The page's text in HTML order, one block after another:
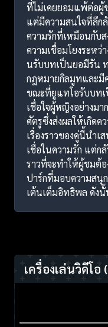
ที่ไม่เคยยอมแพ้ต่อผู้
แต่มีความสนใจที่ลึก
ความรักที่เหมือนกับ
ความเชื่อมโยงระห
นรับบทเป็นยอมีรัน
กฎหมายกิลมูทและมี
ขณะที่ยูแทโอรับบทเ
เชื่อใจผู้หญิงอย่างมา
ศัตรูซึ่งส่งผลให้เกิดค
เรื่องราวของคู่นี้นำเ
เชื่อในความรัก แต่ก
ราวที่จะทำให้ผู้ชมต้
ปาร์กที่มอบความสนุ
เต้นเต็มอิทธิพล ดังนั้
เครื่องเล่นวิดีโอ